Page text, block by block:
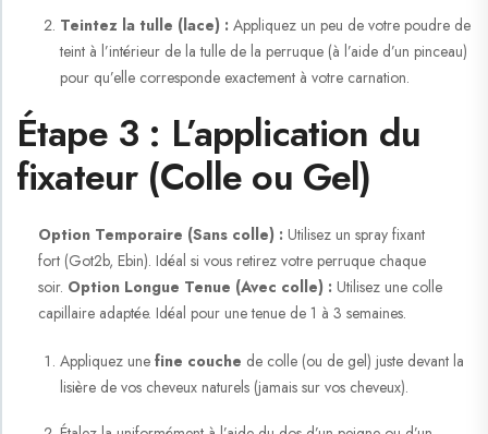
Teintez la tulle (lace) : Appliquez un peu de votre poudre de
teint à l’intérieur de la tulle de la perruque (à l’aide d’un pinceau)
pour qu’elle corresponde exactement à votre carnation.
Étape 3 : L’application du
fixateur (Colle ou Gel)
Option Temporaire (Sans colle) : Utilisez un spray fixant
fort (Got2b, Ebin). Idéal si vous retirez votre perruque chaque
soir. Option Longue Tenue (Avec colle) : Utilisez une colle
capillaire adaptée. Idéal pour une tenue de 1 à 3 semaines.
Appliquez une fine couche de colle (ou de gel) juste devant la
lisière de vos cheveux naturels (jamais sur vos cheveux).